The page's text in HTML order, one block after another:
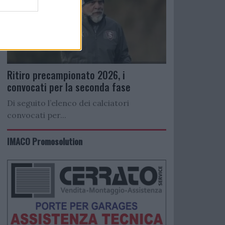
Ritiro precampionato 2026, i
convocati per la seconda fase
Di seguito l’elenco dei calciatori
convocati per...
IMACO Promosolution